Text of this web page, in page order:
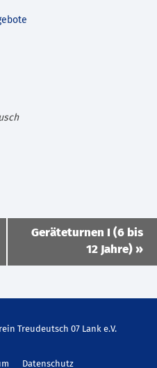
Geräteturnen I (6 bis
12 Jahre) »
Treudeutsch 07 Lank e.V.
Datenschutz